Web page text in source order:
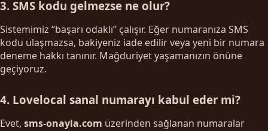
3. SMS kodu gelmezse ne olur?
Sistemimiz “başarı odaklı” çalışır. Eğer numaranıza SMS
kodu ulaşmazsa, bakiyeniz iade edilir veya yeni bir numara
deneme hakkı tanınır. Mağduriyet yaşamanızın önüne
geçiyoruz.
4. Lovelocal sanal numarayı kabul eder mi?
Evet, sms-onayla.com üzerinden sağlanan numaralar